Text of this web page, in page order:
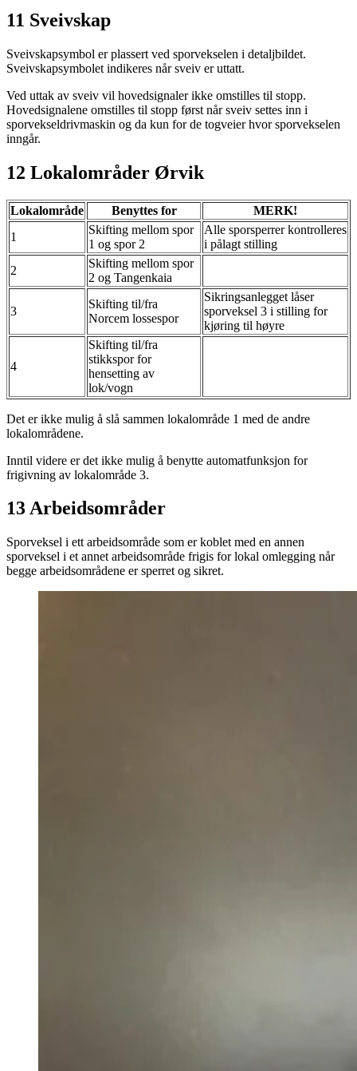
11 Sveivskap
Sveivskapsymbol er plassert ved sporvekselen i detaljbildet.
Sveivskapsymbolet indikeres når sveiv er uttatt.
Ved uttak av sveiv vil hovedsignaler ikke omstilles til stopp.
Hovedsignalene omstilles til stopp først når sveiv settes inn i
sporvekseldrivmaskin og da kun for de togveier hvor sporvekselen
inngår.
12 Lokalområder Ørvik
Lokalområde Benyttes for
MERK!
1
Skifting mellom spor
1 og spor 2
Alle sporsperrer kontrolleres
i pålagt stilling
2
Skifting mellom spor
2 og Tangenkaia
3
Skifting til/fra
Norcem lossespor
Sikringsanlegget låser
sporveksel 3 i stilling for
kjøring til høyre
4
Skifting til/fra
stikkspor for
hensetting av
lok/vogn
Det er ikke mulig å slå sammen lokalområde 1 med de andre
lokalområdene.
Inntil videre er det ikke mulig å benytte automatfunksjon for
frigivning av lokalområde 3.
13 Arbeidsområder
Sporveksel i ett arbeidsområde som er koblet med en annen
sporveksel i et annet arbeidsområde frigis for lokal omlegging når
begge arbeidsområdene er sperret og sikret.